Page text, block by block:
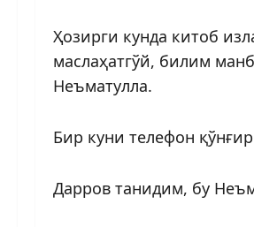
Ҳозирги кунда китоб
маслаҳатгўй, билим
Неъматулла.
Бир куни телефон
Дарров танидим, бу